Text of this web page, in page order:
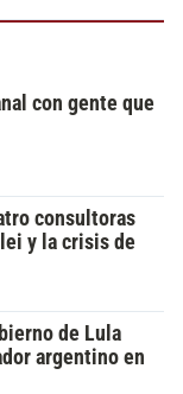
con gente que
consultoras
y la crisis de
de Lula
argentino en